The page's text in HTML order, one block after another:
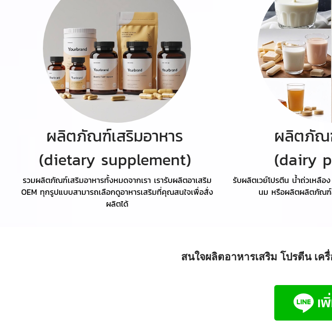
ผลิตภัณฑ์เสริมอาหาร
(dietary supplement)
รวมผลิตภัณฑ์เสริมอาหารทั้งหมดจากเรา เรารับผลิตอาเสริม
OEM ทุกรูปแบบสามารถเลือกดูอาหารเสริมที่คุณสนใจเพื่อสั่ง
ผลิตได้
ผลิตภัณ
(dairy
รับผลิตเวย์โปรตีน น้ำถ่วเหลือ
นม หรือผลิตผลิตภัณ
สนใจผลิตอาหารเสริม โปรตีน เ